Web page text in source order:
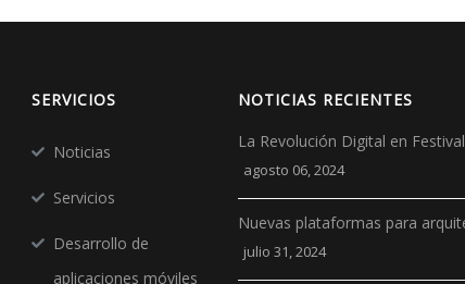
SERVICIOS
Noticias
Servicios
Desarrollo de
aplicaciones móviles
NOTICIAS RECIENTES
La Revolución Digital en
agosto 06, 2024
Nuevas plataformas para
julio 31, 2024